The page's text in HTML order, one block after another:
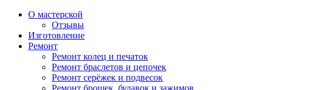
О мастерской
Отзывы
Изготовление
Ремонт
Ремонт колец и печаток
Ремонт браслетов и цепочек
Ремонт серёжек и подвесок
Ремонт брошек, булавок и зажимов